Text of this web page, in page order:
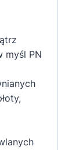
myśl PN